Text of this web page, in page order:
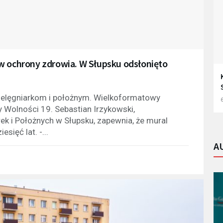
ochrony zdrowia. W Słupsku odsłonięto
i położnym. Wielkoformatowy
Wolności 19. Sebastian Irzykowski,
i Położnych w Słupsku, zapewnia, że mural
lat. -...